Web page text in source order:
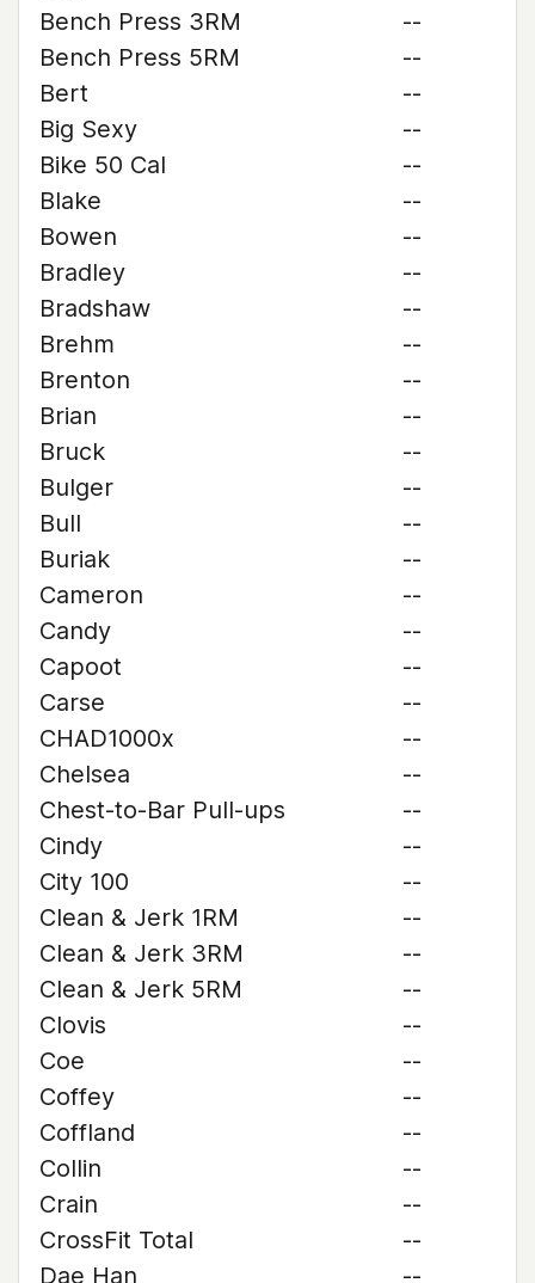
Bench Press 3RM
--
Bench Press 5RM
--
Bert
--
Big Sexy
--
Bike 50 Cal
--
Blake
--
Bowen
--
Bradley
--
Bradshaw
--
Brehm
--
Brenton
--
Brian
--
Bruck
--
Bulger
--
Bull
--
Buriak
--
Cameron
--
Candy
--
Capoot
--
Carse
--
CHAD1000x
--
Chelsea
--
Chest-to-Bar Pull-ups
--
Cindy
--
City 100
--
Clean & Jerk 1RM
--
Clean & Jerk 3RM
--
Clean & Jerk 5RM
--
Clovis
--
Coe
--
Coffey
--
Coffland
--
Collin
--
Crain
--
CrossFit Total
--
Dae Han
--